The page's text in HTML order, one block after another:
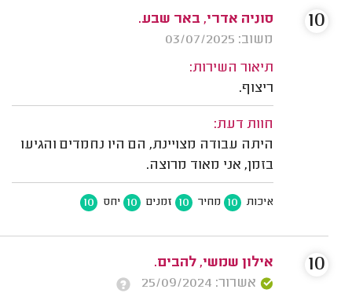
סוניה אדרי, באר שבע.
משוב: 03/07/2025
תיאור השירות:
ריצוף.
חוות דעת:
היתה עבודה מצויינת, הם היו נחמדים והגיעו
בזמן, אני מאוד מרוצה.
איכות 10 מחיר 10 זמנים 10 יחס 10
10
אילון שמשי, להבים.
אשרור: 25/09/2024
10